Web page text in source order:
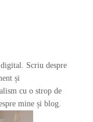
Scriu despre
și
cu o strop de
mine și blog.